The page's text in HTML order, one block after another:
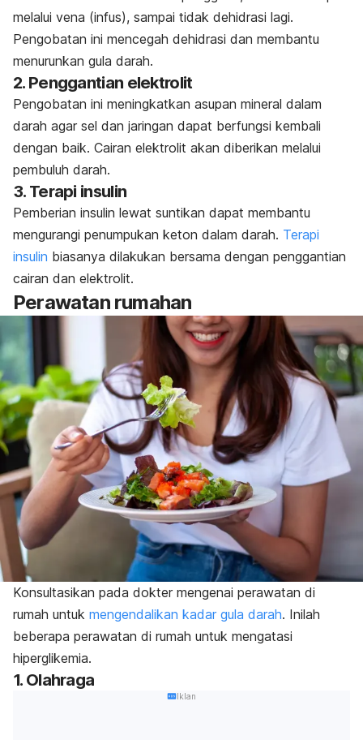
melalui vena (infus), sampai tidak dehidrasi lagi.
Pengobatan ini mencegah dehidrasi dan membantu
menurunkan gula darah.
2. Penggantian elektrolit
Pengobatan ini meningkatkan asupan mineral dalam
darah agar sel dan jaringan dapat berfungsi kembali
dengan baik. Cairan elektrolit akan diberikan melalui
pembuluh darah.
3. Terapi insulin
Pemberian insulin lewat suntikan dapat membantu
mengurangi penumpukan keton dalam darah. Terapi
insulin biasanya dilakukan bersama dengan penggantian
cairan dan elektrolit.
Perawatan rumahan
Konsultasikan pada dokter mengenai perawatan di
rumah untuk mengendalikan kadar gula darah. Inilah
beberapa perawatan di rumah untuk mengatasi
hiperglikemia.
1. Olahraga
Iklan